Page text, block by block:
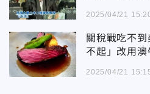
2025/04/21
關稅戰吃不
不起」改用澳
2025/04/21